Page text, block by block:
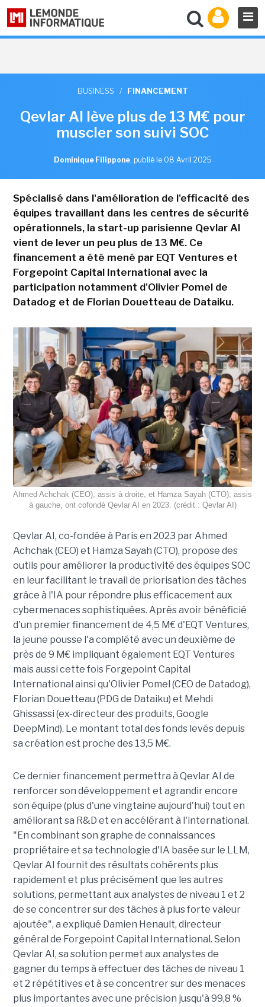
BUSINESS / FINANCEMENT
Qevlar AI lève plus de 13 M€ pour
muscler son suivi SOC
Dominique Filippone, publié le 08 Avril 2025
Spécialisé dans l'amélioration de l'efficacité des
équipes travaillant dans les centres de sécurité
opérationnels, la start-up parisienne Qevlar AI
vient de lever un peu plus de 13 M€. Ce
financement a été mené par EQT Ventures et
Forgepoint Capital International avec la
participation notamment d'Olivier Pomel de
Datadog et de Florian Douetteau de Dataiku.
Ahmed Achchak (CEO), assis à droite, et Hamza Sayah (CTO), assis
à gauche, ont cofondé Qevlar AI en 2023. (crédit : Qevlar AI)
Qevlar AI, co-fondée à Paris en 2023 par Ahmed
Achchak (CEO) et Hamza Sayah (CTO), propose des
outils pour améliorer la productivité des équipes SOC
en leur facilitant le travail de priorisation des tâches
grâce à l'IA pour répondre plus efficacement aux
cybermenaces sophistiquées. Après avoir bénéficié
d'un premier financement de 4,5 M€ d'EQT Ventures,
la jeune pousse l'a complété avec un deuxième de
près de 9 M€ impliquant également EQT Ventures
mais aussi cette fois Forgepoint Capital
International ainsi qu'Olivier Pomel (CEO de Datadog),
Florian Douetteau (PDG de Dataiku) et Mehdi
Ghissassi (ex-directeur des produits, Google
DeepMind). Le montant total des fonds levés depuis
sa création est proche des 13,5 M€.
Ce dernier financement permettra à Qevlar AI de
renforcer son développement et agrandir encore
son équipe (plus d'une vingtaine aujourd'hui) tout en
améliorant sa R&D et en accélérant à l'international.
"En combinant son graphe de connaissances
propriétaire et sa technologie d'IA basée sur le LLM,
Qevlar AI fournit des résultats cohérents plus
rapidement et plus précisément que les autres
solutions, permettant aux analystes de niveau 1 et 2
de se concentrer sur des tâches à plus forte valeur
ajoutée", a expliqué Damien Henault, directeur
général de Forgepoint Capital International. Selon
Qevlar AI, sa solution permet aux analystes de
gagner du temps à effectuer des tâches de niveau 1
et 2 répétitives et à se concentrer sur des menaces
plus importantes avec une précision jusqu'à 99,8 %